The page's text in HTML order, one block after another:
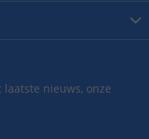
nieuws, onze